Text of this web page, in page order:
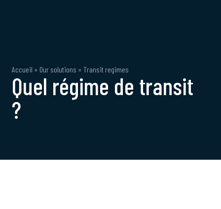
Accueil » Our solutions » Transit regimes
Quel régime de transit
?